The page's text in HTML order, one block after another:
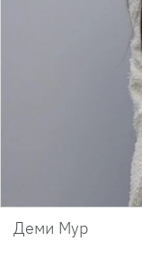
Деми Мур